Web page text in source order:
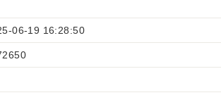
06-19 16:28:50